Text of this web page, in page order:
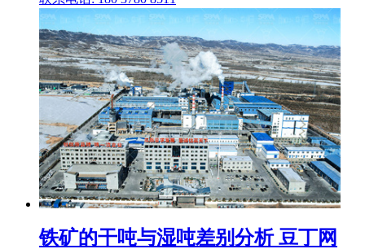
铁矿的干吨与湿吨差别分析 豆丁网